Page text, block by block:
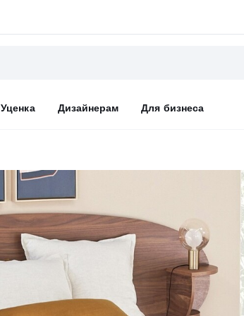
Уценка Дизайнерам Для бизнеса